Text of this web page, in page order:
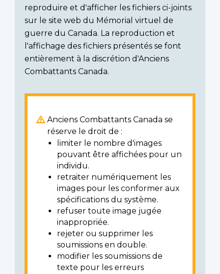
reproduire et d'afficher les fichiers ci-joints
sur le site web du Mémorial virtuel de
guerre du Canada. La reproduction et
l'affichage des fichiers présentés se font
entièrement à la discrétion d'Anciens
Combattants Canada.
Anciens Combattants Canada se
réserve le droit de :
limiter le nombre d'images
pouvant être affichées pour un
individu.
retraiter numériquement les
images pour les conformer aux
spécifications du système.
refuser toute image jugée
inappropriée.
rejeter ou supprimer les
soumissions en double.
modifier les soumissions de
texte pour les erreurs